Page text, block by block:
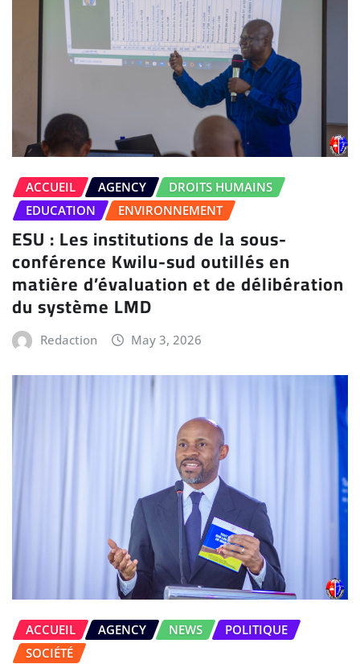
ACCUEIL AGENCY
DROITS HUMAINS
EDUCATION
ENVIRONNEMENT
ESU : Les institutions de la sous-
conférence Kwilu-sud outillés en
matière d’évaluation et de délibération
du système LMD
Redaction May 3, 2026
ACCUEIL AGENCY NEWS
POLITIQUE
SOCIÉTÉ